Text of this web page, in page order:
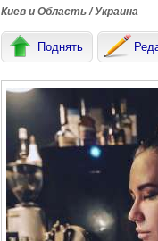
Киев и Область / Украина
Поднять